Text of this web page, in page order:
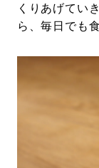
くりあげてい
ら、毎日でも